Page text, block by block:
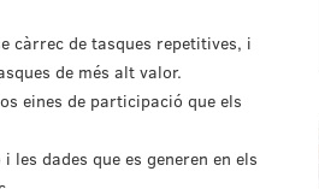
càrrec de tasques repetitives, i
de més alt valor.
eines de participació que els
dades que es generen en els